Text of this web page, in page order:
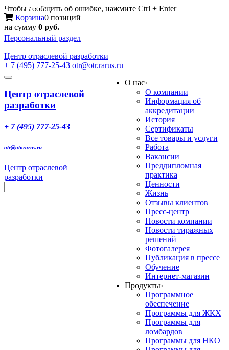
Чтобы сообщить об ошибке, нажмите Ctrl + Enter
Корзина0 позиций
на сумму 0 руб.
Персональный раздел
Центр отраслевой разработки
+ 7 (495) 777-25-43 otr@otr.rarus.ru
Toggle
Меню
Центр отраслевой
разработки
+ 7 (495) 777-25-43
otr@otr.rarus.ru
Центр отраслевой
разработки
О нас›
О компании
Информация об
аккредитации
История
Сертификаты
Все товары и услуги
Работа
Вакансии
Преддипломная
практика
Ценности
Жизнь
Отзывы клиентов
Пресс-центр
Новости компании
Новости тиражных
решений
Фотогалерея
Публикация в прессе
Обучение
Интернет-магазин
Продукты›
Программное
обеспечение
Программы для ЖКХ
Программы для
ломбардов
Программы для НКО